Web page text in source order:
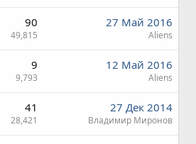
90
49,815
27 Май 2016
Aliens
9
9,793
12 Май 2016
Aliens
41
28,421
27 Дек 2014
Владимир Миронов